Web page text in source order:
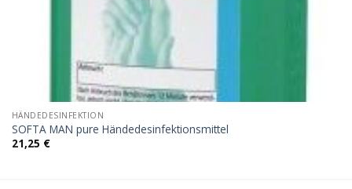
HÄNDEDESINFEKTION
SOFTA MAN pure Händedesinfektionsmittel
21,25 €